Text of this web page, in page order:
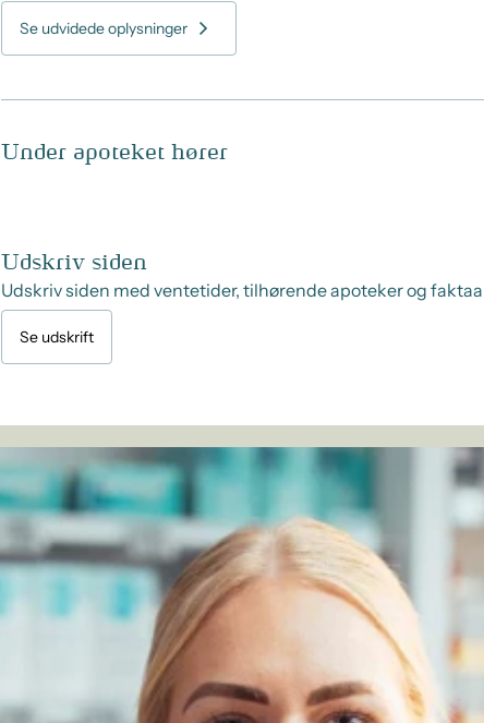
Se udvidede oplysninger
Under apoteket hører
Udskriv siden
Udskriv siden med ventetider, tilhørende apoteker og
Se udskrift